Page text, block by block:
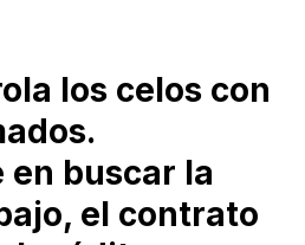
los celos con
buscar la
el contrato